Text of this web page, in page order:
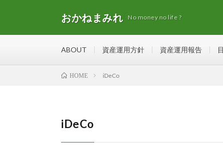
おかねまみれ No money no life ?
ABOUT 資産運用方針 資産運用報告
HOME iDeCo
iDeCo